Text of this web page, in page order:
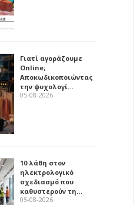
Γιατί αγοράζουμε
Online;
Αποκωδικοποιώντας
την ψυχολογί…
05-08-2026
10 λάθη στον
ηλεκτρολογικό
σχεδιασμό που
καθυστερούν τη…
05-08-2026